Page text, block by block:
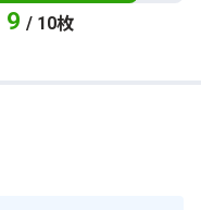
9 / 10枚